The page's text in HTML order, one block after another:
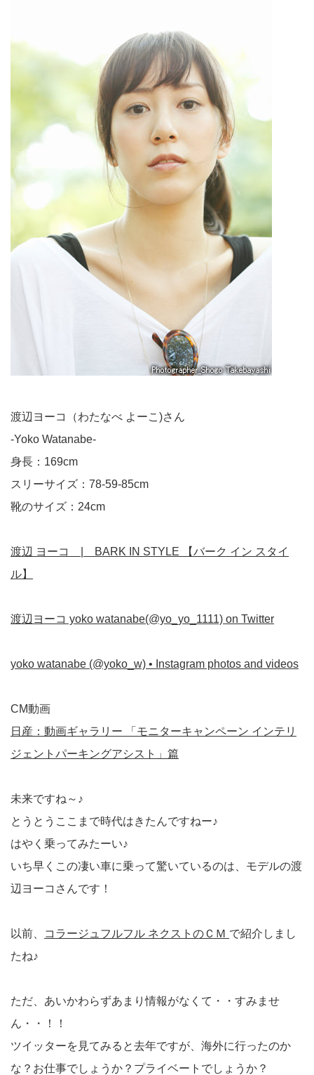
渡辺ヨーコ（わたなべ よーこ)さん
-Yoko Watanabe-
身長：169cm
スリーサイズ：78-59-85cm
靴のサイズ：24cm
渡辺 ヨーコ | BARK IN STYLE 【バーク イン スタイ
ル】
渡辺ヨーコ yoko watanabe(@yo_yo_1111) on Twitter
yoko watanabe (@yoko_w) • Instagram photos and videos
CM動画
日産：動画ギャラリー 「モニターキャンペーン インテリ
ジェントパーキングアシスト」篇
未来ですね～♪
とうとうここまで時代はきたんですねー♪
はやく乗ってみたーい♪
いち早くこの凄い車に乗って驚いているのは、モデルの渡
辺ヨーコさんです！
以前、 コラージュフルフル ネクストのＣＭ で紹介しまし
たね♪
ただ、あいかわらずあまり情報がなくて・・すみませ
ん・・！！
ツイッターを見てみると去年ですが、海外に行ったのか
な？お仕事でしょうか？プライベートでしょうか？